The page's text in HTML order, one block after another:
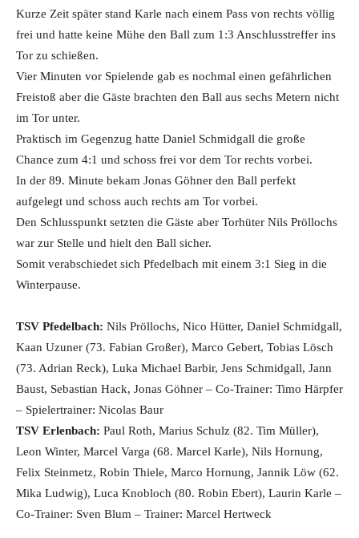
Kurze Zeit später stand Karle nach einem Pass von rechts völlig
frei und hatte keine Mühe den Ball zum 1:3 Anschlusstreffer ins
Tor zu schießen.
Vier Minuten vor Spielende gab es nochmal einen gefährlichen
Freistoß aber die Gäste brachten den Ball aus sechs Metern nicht
im Tor unter.
Praktisch im Gegenzug hatte Daniel Schmidgall die große
Chance zum 4:1 und schoss frei vor dem Tor rechts vorbei.
In der 89. Minute bekam Jonas Göhner den Ball perfekt
aufgelegt und schoss auch rechts am Tor vorbei.
Den Schlusspunkt setzten die Gäste aber Torhüter Nils Pröllochs
war zur Stelle und hielt den Ball sicher.
Somit verabschiedet sich Pfedelbach mit einem 3:1 Sieg in die
Winterpause.
TSV Pfedelbach: Nils Pröllochs, Nico Hütter, Daniel Schmidgall,
Kaan Uzuner (73. Fabian Großer), Marco Gebert, Tobias Lösch
(73. Adrian Reck), Luka Michael Barbir, Jens Schmidgall, Jann
Baust, Sebastian Hack, Jonas Göhner – Co-Trainer: Timo Härpfer
– Spielertrainer: Nicolas Baur
TSV Erlenbach: Paul Roth, Marius Schulz (82. Tim Müller),
Leon Winter, Marcel Varga (68. Marcel Karle), Nils Hornung,
Felix Steinmetz, Robin Thiele, Marco Hornung, Jannik Löw (62.
Mika Ludwig), Luca Knobloch (80. Robin Ebert), Laurin Karle –
Co-Trainer: Sven Blum – Trainer: Marcel Hertweck